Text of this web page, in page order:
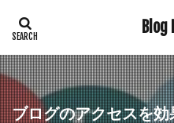
Blog
ブログのアクセスを